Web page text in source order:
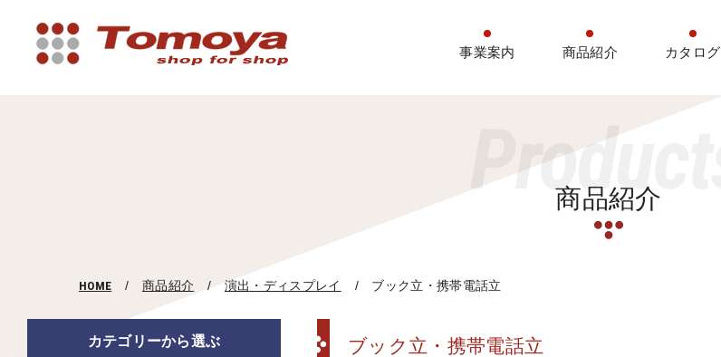
事業案内 商品紹介 カタログ
Products
商品紹介
HOME 商品紹介 演出・ディスプレイ ブック立・携帯電話立
ブック立・携帯電話立
カテゴリーから選ぶ